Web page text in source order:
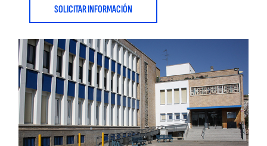
SOLICITAR INFORMACIÓN